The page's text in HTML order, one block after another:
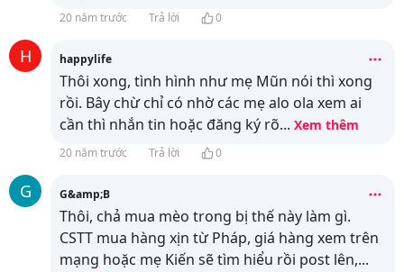
20 năm trước Trả lời 0
H happylife
Thôi xong, tình hình như mẹ Mũn nói thì xong
rồi. Bây chừ chỉ có nhờ các mẹ alo ola xem ai
cần thì nhắn tin hoặc đăng ký rõ... Xem thêm
20 năm trước Trả lời 0
G G&amp;B
Thôi, chả mua mèo trong bị thế này làm gì.
CSTT mua hàng xịn từ Pháp, giá hàng xem trên
mạng hoặc mẹ Kiến sẽ tìm hiểu rồi post lên,...